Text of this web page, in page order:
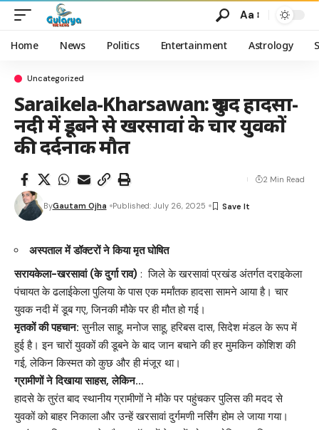
Aa
Home News Politics Entertainment Astrology
Uncategorized
Saraikela-Kharsawan: दुखद हादसा-
नदी में डूबने से खरसावां के चार युवकों
की दर्दनाक मौत
ByGautam Ojha Published: July 26, 2025
2 Min Read
अस्पताल में डॉक्टरों ने किया मृत घोषित
सरायकेला-खरसावां (के दुर्गा राव) : जिले के खरसावां प्रखंड अंतर्गत दराइकेला
पंचायत के ढलाईकेला पुलिया के पास एक मर्मांतक हादसा सामने आया है। चार
युवक नदी में डूब गए, जिनकी मौके पर ही मौत हो गई।
मृतकों की पहचान:सुनील साहू, मनोज साहू, हरिबस दास, सिदेश मंडल के रूप में
हुई है। इन चारों युवकों की डूबने के बाद जान बचाने की हर मुमकिन कोशिश की
गई, लेकिन किस्मत को कुछ और ही मंजूर था।
ग्रामीणों ने दिखाया साहस, लेकिन…
हादसे के तुरंत बाद स्थानीय ग्रामीणों ने मौके पर पहुंचकर पुलिस की मदद से
युवकों को बाहर निकाला और उन्हें खरसावां दुर्गमणी नर्सिंग होम ले जाया गया।